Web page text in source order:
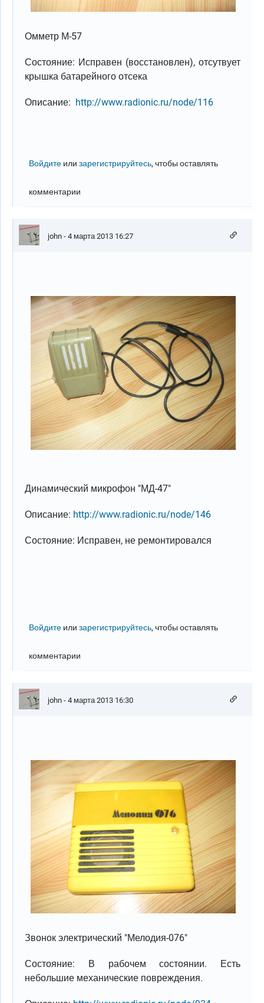
Омметр М-57
Состояние: Исправен (восстановлен), отсутвует
крышка батарейного отсека
Описание: http://www.radionic.ru/node/116
Войдите илизарегистрируйтесь, чтобы оставлять
комментарии
john - 4 марта 2013 16:27
Динамический микрофон "МД-47"
Описание: http://www.radionic.ru/node/146
Состояние: Исправен, не ремонтировался
Войдите илизарегистрируйтесь, чтобы оставлять
комментарии
john - 4 марта 2013 16:30
Звонок электрический "Мелодия-076"
Состояние: В рабочем состоянии. Есть
небольшие механические повреждения.